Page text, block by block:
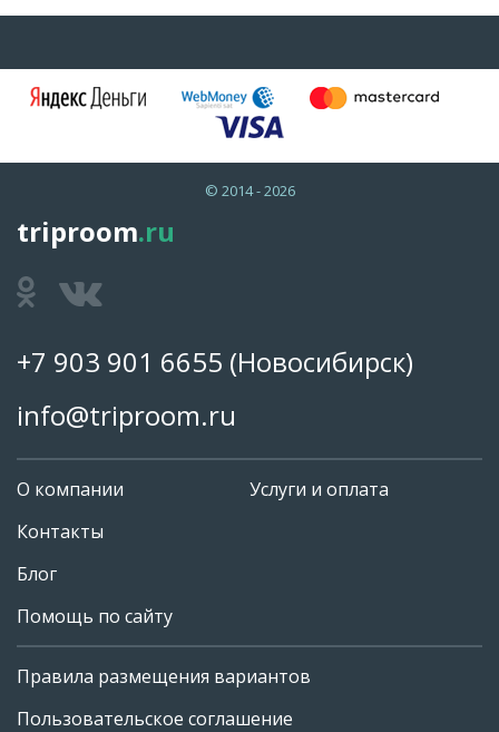
+7 903 901 6655
© 2014 - 2026
triproom.ru
+7 903 901 6655 (Новосибирск)
info@triproom.ru
О компании
Контакты
Блог
Помощь по сайту
Услуги и оплата
Правила размещения вариантов
Пользовательское соглашение